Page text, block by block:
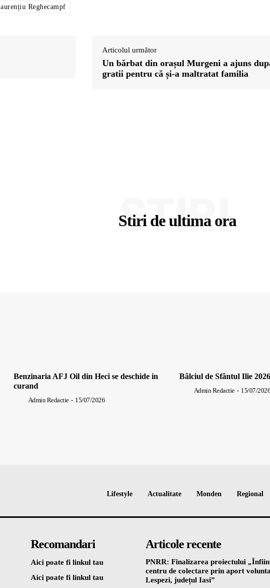
Reghecampf
Articolul următor
Un bărbat din orașul Murgeni a ajuns
gratii pentru că și-a maltratat familia
Stiri de ultima ora
STIRI
Benzinaria AFJ Oil din Heci se deschide in
curand
Admin Redactie - 15/07/2026
Bâlciul de Sfântul Ilie
Admin Redactie - 15/07/2026
Lifestyle Actualitate Monden Regional
Recomandari
Aici poate fi linkul tau
Aici poate fi linkul tau
Articole recente
PNRR: Finalizarea proiectului
centru de colectare prin aport
Lespezi, județul Iasi”